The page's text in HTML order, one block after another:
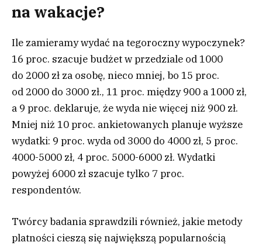
na wakacje?
Ile zamieramy wydać na tegoroczny wypoczynek?
16 proc. szacuje budżet w przedziale od 1000
do 2000 zł za osobę, nieco mniej, bo 15 proc.
od 2000 do 3000 zł., 11 proc. między 900 a 1000 zł,
a 9 proc. deklaruje, że wyda nie więcej niż 900 zł.
Mniej niż 10 proc. ankietowanych planuje wyższe
wydatki: 9 proc. wyda od 3000 do 4000 zł, 5 proc.
4000-5000 zł, 4 proc. 5000-6000 zł. Wydatki
powyżej 6000 zł szacuje tylko 7 proc.
respondentów.
Twórcy badania sprawdzili również, jakie metody
platności cieszą się największą popularnością